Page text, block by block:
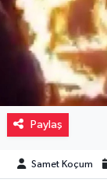
Paylaş
Samet Koçum
Resmi
Sağlık
Sinemalar
Siyaset
Spor